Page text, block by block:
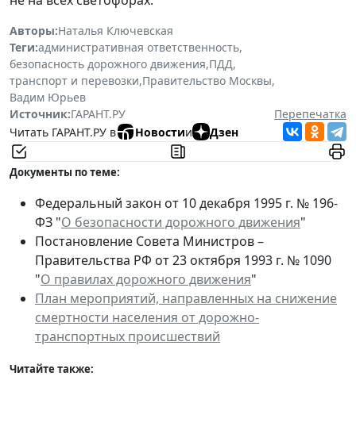
Авторы:Наталья Ключевская
Теги:административная ответственность,
безопасность дорожного движения,ПДД,
транспорт и перевозки,Правительство Москвы,
Вадим Юрьев
Источник:ГАРАНТ.РУ
Перепечатка
Читать ГАРАНТ.РУ в
Новостии Дзен
Документы по теме:
Федеральный закон от 10 декабря 1995 г. № 196-
ФЗ "О безопасности дорожного движения"
Постановление Совета Министров –
Правительства РФ от 23 октября 1993 г. № 1090
"О правилах дорожного движения"
План мероприятий, направленных на снижение
смертности населения от дорожно-
транспортных происшествий
Читайте также: